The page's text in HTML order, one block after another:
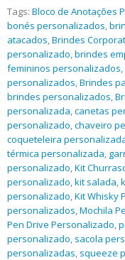
Tags: Bloco de Anotações
bonés personalizados,
atacados,Brindes
personalizado,brindes
femininos personalizados,
personalizados,Brindes
brindes personalizados,
personalizada,canetas
personalizado,chaveiro
coqueteleira
térmica personalizada,
personalizado,Kit
personalizado,kit salada,
personalizado,Kit Whisky
personalizados,Mochila
Pen Drive Personalizado,
personalizado, sacola
personalizadas, squeeze